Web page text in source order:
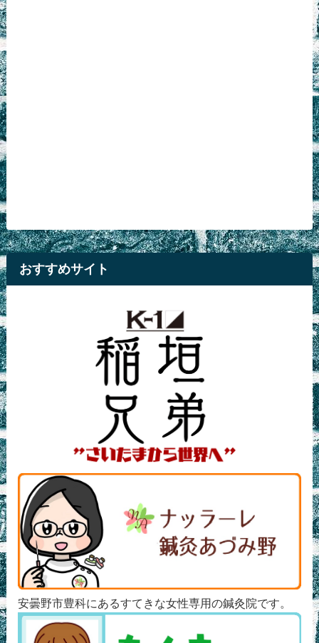
おすすめサイト
安曇野市豊科にあるすてきな女性専用の鍼灸院です。